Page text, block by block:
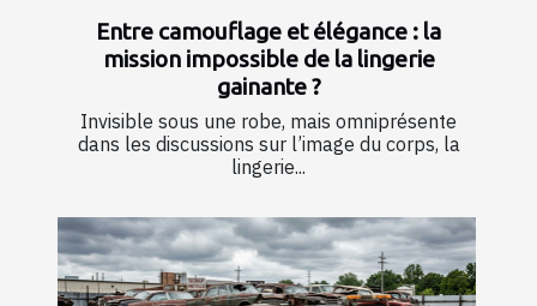
Entre camouflage et élégance : la
mission impossible de la lingerie
gainante ?
Invisible sous une robe, mais omniprésente
dans les discussions sur l’image du corps, la
lingerie...